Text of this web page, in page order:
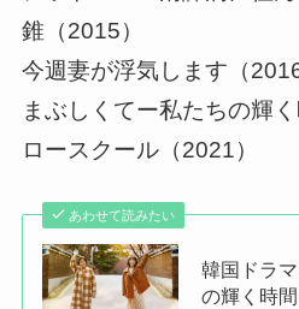
錐（2015）
今週妻が浮気します（2016
まぶしくてー私たちの輝
ロースクール（2021）
あわせて読みたい
韓国ドラ
の輝く時